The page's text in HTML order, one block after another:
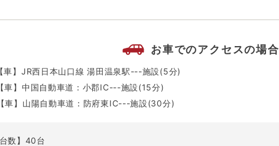
お車でのアクセスの場合
【車】JR西日本山口線 湯田温泉駅---施設(5分)
【車】中国自動車道：小郡IC---施設(15分)
【車】山陽自動車道：防府東IC---施設(30分)
台数】40台